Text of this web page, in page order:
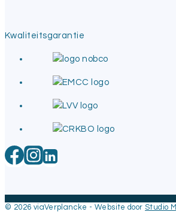
Kwaliteitsgarantie
© 2026 viaVerplancke - Website doorStudio